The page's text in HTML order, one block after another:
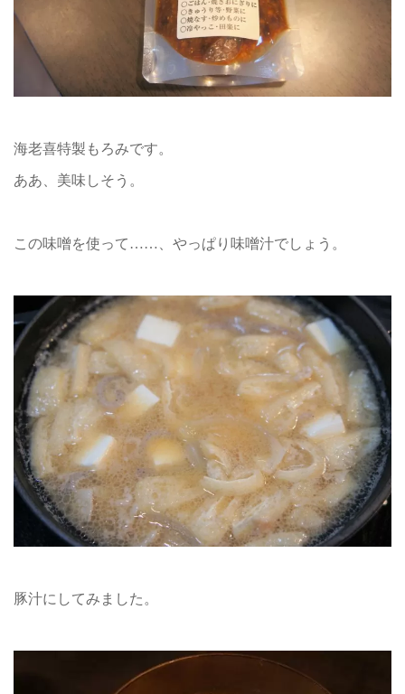
海老喜特製もろみです。
ああ、美味しそう。
この味噌を使って……、やっぱり味噌汁でしょう。
豚汁にしてみました。